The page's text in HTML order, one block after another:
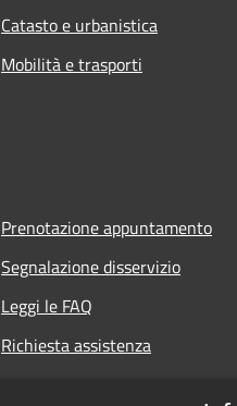
Catasto e urbanistica
Mobilità e trasporti
Prenotazione appuntamento
Segnalazione disservizio
Leggi le FAQ
Richiesta assistenza